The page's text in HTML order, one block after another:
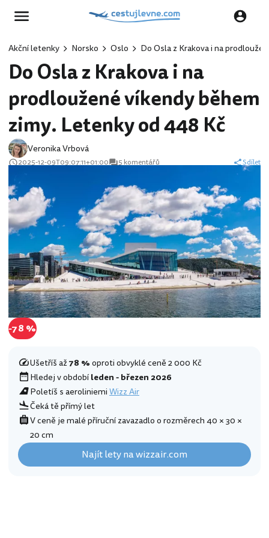
Akční letenky Norsko Oslo Do Osla z Krakova i na
Do Osla z Krakova i na
prodloužené víkendy během
zimy. Letenky od 448 Kč
Veronika Vrbová
2025-12-09T09:07:11+01:00 5 komentářů Sdílet
-78 %
Ušetříš až78 %oproti obvyklé ceně 2 000 Kč
Hledej v obdobíleden - březen 2026
Poletíš s aeroliniemiWizz Air
Čeká tě přímý let
V ceně je malé příruční zavazadlo o rozměrech 40 × 30 ×
20 cm
Najít lety na wizzair.com